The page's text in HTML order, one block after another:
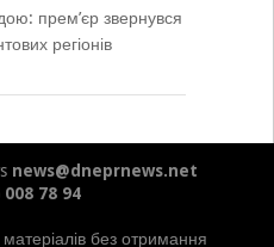
прем’єр звернувся
регіонів
news@dneprnews.net
008 78 94
без отримання